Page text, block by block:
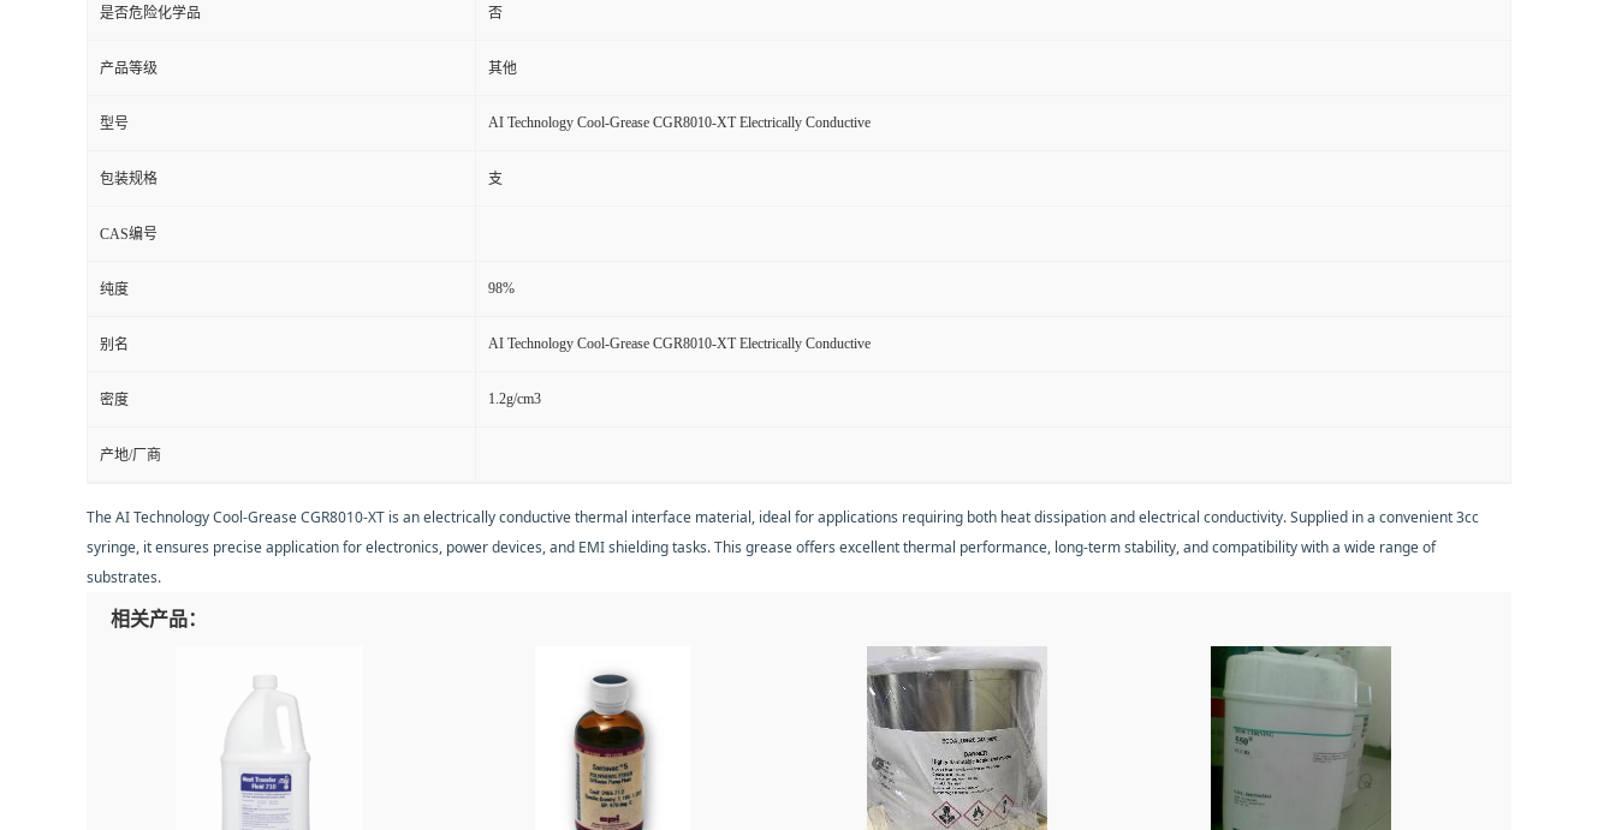
是否危险化学品 否
产品等级 其他
型号 AI Technology Cool-Grease CGR8010-XT Electrically Conductive
包装规格 支
CAS编号
纯度 98%
别名 AI Technology Cool-Grease CGR8010-XT Electrically Conductive
密度 1.2g/cm3
产地/厂商
The AI Technology Cool-Grease CGR8010-XT is an electrically conductive thermal interface material, ideal for applications requiring both heat dissipation and electrical conductivity. Supplied in a convenient 3cc
syringe, it ensures precise application for electronics, power devices, and EMI shielding tasks. This grease offers excellent thermal performance, long-term stability, and compatibility with a wide range of
substrates.
相关产品：